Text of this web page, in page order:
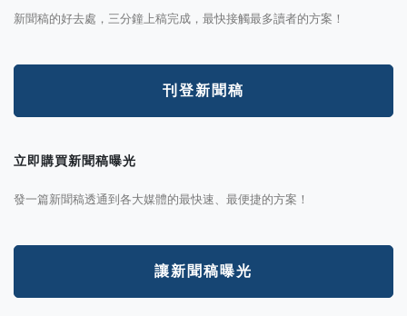
新聞稿的好去處，三分鐘上稿完成，最快接觸最多讀者的方案！
刊登新聞稿
立即購買新聞稿曝光
發一篇新聞稿透通到各大媒體的最快速、最便捷的方案！
讓新聞稿曝光